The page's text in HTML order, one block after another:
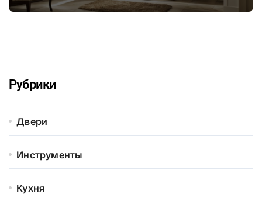
Рубрики
Двери
Инструменты
Кухня